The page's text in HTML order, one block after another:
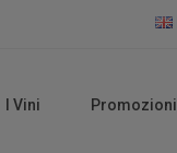
I Vini Promozioni